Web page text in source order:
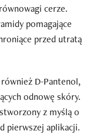
cerze.
pomagające
przed utratą
D-Pantenol,
odnowę skóry.
z myślą o
pierwszej aplikacji.